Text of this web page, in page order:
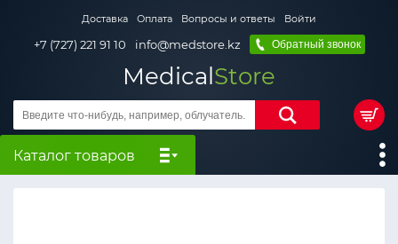
Доставка Оплата Вопросы и ответы Войти
+7 (727) 221 91 10 info@medstore.kz Обратный звонок
MedicalStore
Каталог товаров